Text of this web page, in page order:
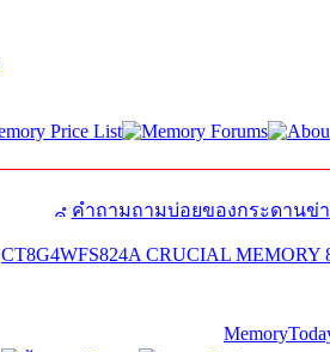
คำถามถามบ่อยของกระดานข่
CT8G4WFS824A CRUCIAL MEMORY